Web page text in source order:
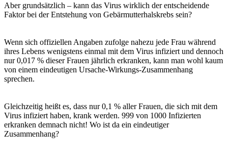
Aber grundsätzlich – kann das Virus wirklich der entscheidende
Faktor bei der Entstehung von Gebärmutterhalskrebs sein?
Wenn sich offiziellen Angaben zufolge nahezu jede Frau während
ihres Lebens wenigstens einmal mit dem Virus infiziert und dennoch
nur 0,017 % dieser Frauen jährlich erkranken, kann man wohl kaum
von einem eindeutigen Ursache-Wirkungs-Zusammenhang
sprechen.
Gleichzeitig heißt es, dass nur 0,1 % aller Frauen, die sich mit dem
Virus infiziert haben, krank werden. 999 von 1000 Infizierten
erkranken demnach nicht! Wo ist da ein eindeutiger
Zusammenhang?